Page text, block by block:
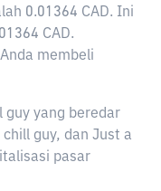
0.01364 CAD. Ini
CAD.
membeli
guy yang beredar
guy, dan Just a
pasar